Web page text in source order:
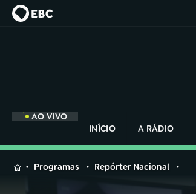
AO VIVO
INÍCIO
A RÁDIO
MENUProgramas Repórter Nacional